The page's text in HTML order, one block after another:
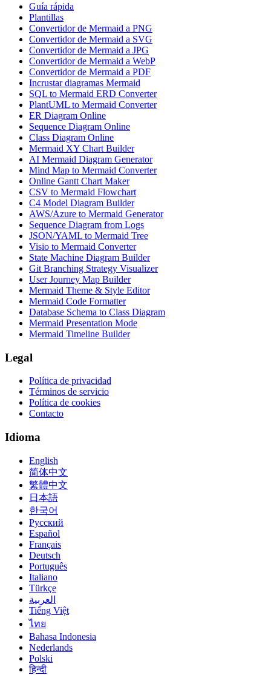
Guía rápida
Plantillas
Convertidor de Mermaid a PNG
Convertidor de Mermaid a SVG
Convertidor de Mermaid a JPG
Convertidor de Mermaid a WebP
Convertidor de Mermaid a PDF
Incrustar diagramas Mermaid
SQL to Mermaid ERD Converter
PlantUML to Mermaid Converter
ER Diagram Online
Sequence Diagram Online
Class Diagram Online
Mermaid XY Chart Builder
AI Mermaid Diagram Generator
Mind Map to Mermaid Converter
Online Gantt Chart Maker
CSV to Mermaid Flowchart
C4 Model Diagram Builder
AWS/Azure to Mermaid Generator
Sequence Diagram from Logs
JSON/YAML to Mermaid Tree
Visio to Mermaid Converter
State Machine Diagram Builder
Git Branching Strategy Visualizer
User Journey Map Builder
Mermaid Theme & Style Editor
Mermaid Code Formatter
Database Schema to Class Diagram
Mermaid Presentation Mode
Mermaid Timeline Builder
Legal
Política de privacidad
Términos de servicio
Política de cookies
Contacto
Idioma
English
简体中文
繁體中文
日本語
한국어
Русский
Español
Français
Deutsch
Português
Italiano
Türkçe
العربية
Tiếng Việt
ไทย
Bahasa Indonesia
Nederlands
Polski
हिन्दी